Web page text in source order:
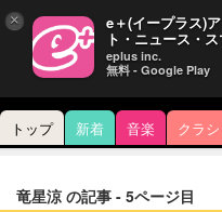
トップ 新着 音楽 クラ
竜星涼 の記事 - 5ページ目
× e＋(イープラス)
ト・ニュース・
eplus inc.
無料 - Google Play